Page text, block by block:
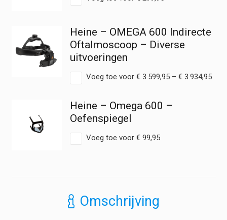
Heine – OMEGA 600 Indirecte
Oftalmoscoop – Diverse
uitvoeringen
Voeg toe voor €3.599,95 – €3.934,95
Heine – Omega 600 –
Oefenspiegel
Voeg toe voor €99,95
Omschrijving